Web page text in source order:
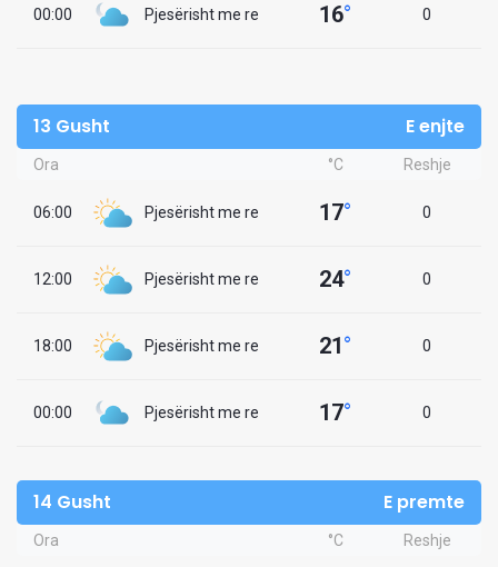
00:00 Pjesërisht me re 16° 0
13 Gusht E enjte
Ora °C Reshje
06:00 Pjesërisht me re 17° 0
12:00 Pjesërisht me re 24° 0
18:00 Pjesërisht me re 21° 0
00:00 Pjesërisht me re 17° 0
14 Gusht E premte
Ora °C Reshje